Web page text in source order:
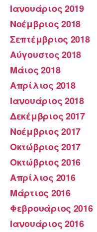
Ιανουάριος 2019
Νοέμβριος 2018
Σεπτέμβριος 2018
Αύγουστος 2018
Μάιος 2018
Απρίλιος 2018
Ιανουάριος 2018
Δεκέμβριος 2017
Νοέμβριος 2017
Οκτώβριος 2017
Οκτώβριος 2016
Απρίλιος 2016
Μάρτιος 2016
Φεβρουάριος 2016
Ιανουάριος 2016